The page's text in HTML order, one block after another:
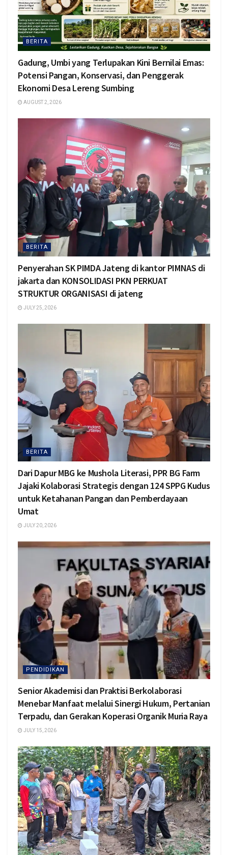
BERITA
Gadung, Umbi yang Terlupakan Kini Bernilai Emas:
Potensi Pangan, Konservasi, dan Penggerak
Ekonomi Desa Lereng Sumbing
AUGUST 2, 2026
BERITA
Penyerahan SK PIMDA Jateng di kantor PIMNAS di
jakarta dan KONSOLIDASI PKN PERKUAT
STRUKTUR ORGANISASI di jateng
JULY 25, 2026
BERITA
Dari Dapur MBG ke Mushola Literasi, PPR BG Farm
Jajaki Kolaborasi Strategis dengan 124 SPPG Kudus
untuk Ketahanan Pangan dan Pemberdayaan
Umat
JULY 20, 2026
PENDIDIKAN
Senior Akademisi dan Praktisi Berkolaborasi
Menebar Manfaat melalui Sinergi Hukum, Pertanian
Terpadu, dan Gerakan Koperasi Organik Muria Raya
JULY 15, 2026